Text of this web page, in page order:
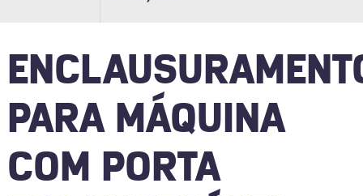
PARA MÁQUINA
COM PORTA